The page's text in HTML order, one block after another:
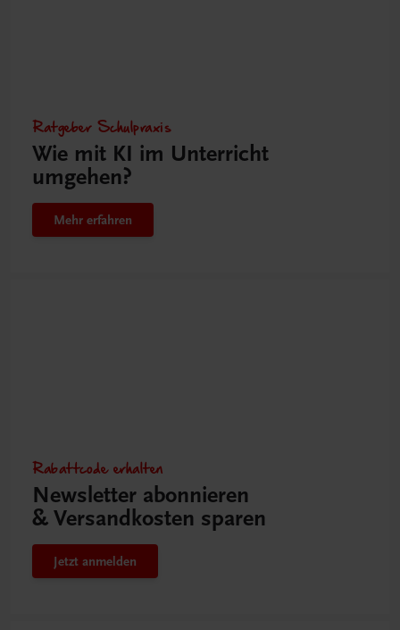
Ratgeber Schulpraxis
Wie mit KI im Unterricht
umgehen?
Mehr erfahren
Rabattcode erhalten
Newsletter abonnieren
& Versandkosten sparen
Jetzt anmelden